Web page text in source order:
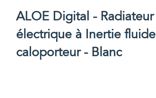
ALOE Digital - Radiateur
électrique à Inertie fluide
caloporteur - Blanc